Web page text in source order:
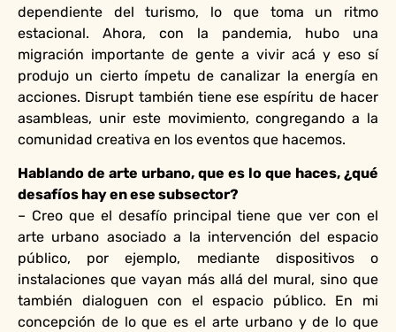
dependiente del turismo, lo que toma un ritmo
estacional. Ahora, con la pandemia, hubo una
migración importante de gente a vivir acá y eso sí
produjo un cierto ímpetu de canalizar la energía en
acciones. Disrupt también tiene ese espíritu de hacer
asambleas, unir este movimiento, congregando a la
comunidad creativa en los eventos que hacemos.
Hablando de arte urbano, que es lo que haces, ¿qué
desafíos hay en ese subsector?
– Creo que el desafío principal tiene que ver con el
arte urbano asociado a la intervención del espacio
público, por ejemplo, mediante dispositivos o
instalaciones que vayan más allá del mural, sino que
también dialoguen con el espacio público. En mi
concepción de lo que es el arte urbano y de lo que